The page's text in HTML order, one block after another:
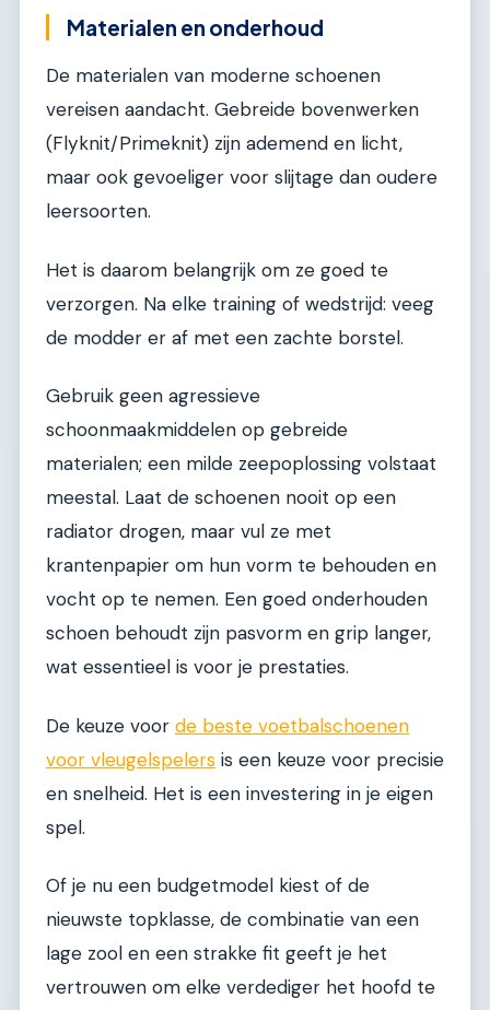
Materialen en onderhoud
De materialen van moderne schoenen
vereisen aandacht. Gebreide bovenwerken
(Flyknit/Primeknit) zijn ademend en licht,
maar ook gevoeliger voor slijtage dan oudere
leersoorten.
Het is daarom belangrijk om ze goed te
verzorgen. Na elke training of wedstrijd: veeg
de modder er af met een zachte borstel.
Gebruik geen agressieve
schoonmaakmiddelen op gebreide
materialen; een milde zeepoplossing volstaat
meestal. Laat de schoenen nooit op een
radiator drogen, maar vul ze met
krantenpapier om hun vorm te behouden en
vocht op te nemen. Een goed onderhouden
schoen behoudt zijn pasvorm en grip langer,
wat essentieel is voor je prestaties.
De keuze voor de beste voetbalschoenen
voor vleugelspelers is een keuze voor precisie
en snelheid. Het is een investering in je eigen
spel.
Of je nu een budgetmodel kiest of de
nieuwste topklasse, de combinatie van een
lage zool en een strakke fit geeft je het
vertrouwen om elke verdediger het hoofd te